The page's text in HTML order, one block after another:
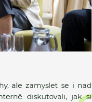
ale zamyslet se i nad
diskutovali, jak si